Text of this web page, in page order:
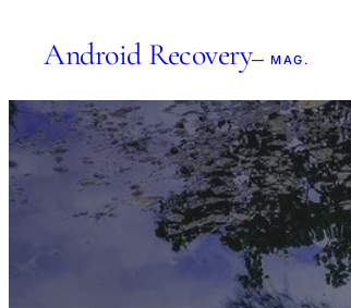
Android Recovery— MAG.